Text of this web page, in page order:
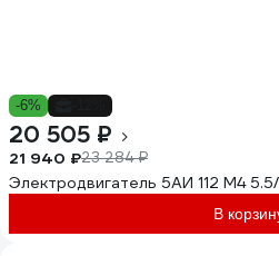
-6%
20 505 ₽
21 940 ₽23 284 ₽
Электродвигатель 5АИ 112 М4
В